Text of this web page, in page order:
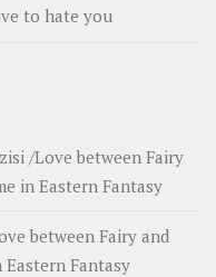
to hate you
/Love between Fairy
in Eastern Fantasy
between Fairy and
Fantasy